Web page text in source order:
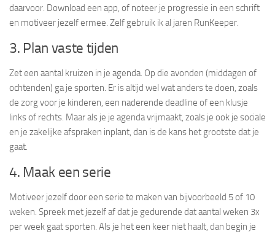
daarvoor. Download een app, of noteer je progressie in een schrift
en motiveer jezelf ermee. Zelf gebruik ik al jaren RunKeeper.
3. Plan vaste tijden
Zet een aantal kruizen in je agenda. Op die avonden (middagen of
ochtenden) ga je sporten. Er is altijd wel wat anders te doen, zoals
de zorg voor je kinderen, een naderende deadline of een klusje
links of rechts. Maar als je je agenda vrijmaakt, zoals je ook je sociale
en je zakelijke afspraken inplant, dan is de kans het grootste dat je
gaat.
4. Maak een serie
Motiveer jezelf door een serie te maken van bijvoorbeeld 5 of 10
weken. Spreek met jezelf af dat je gedurende dat aantal weken 3x
per week gaat sporten. Als je het een keer niet haalt, dan begin je